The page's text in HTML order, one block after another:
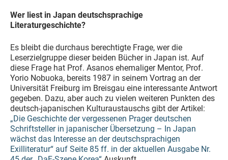
Wer liest in Japan deutschsprachige
Literaturgeschichte?
Es bleibt die durchaus berechtigte Frage, wer die
Leserzielgruppe dieser beiden Bücher in Japan ist. Auf
diese Frage hat Prof. Asanos ehemaliger Mentor, Prof.
Yorio Nobuoka, bereits 1987 in seinem Vortrag an der
Universität Freiburg im Breisgau eine interessante Antwort
gegeben. Dazu, aber auch zu vielen weiteren Punkten des
deutsch-japanischen Kulturaustauschs gibt der Artikel:
„Die Geschichte der vergessenen Prager deutschen
Schriftsteller in japanischer Übersetzung – In Japan
wächst das Interesse an der deutschsprachigen
Exilliteratur“ auf Seite 85 ff. in der aktuellen Ausgabe Nr.